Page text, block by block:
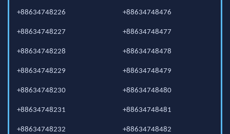
+88634748226
+88634748227
+88634748228
+88634748229
+88634748230
+88634748231
+88634748232
+88634748476
+88634748477
+88634748478
+88634748479
+88634748480
+88634748481
+88634748482